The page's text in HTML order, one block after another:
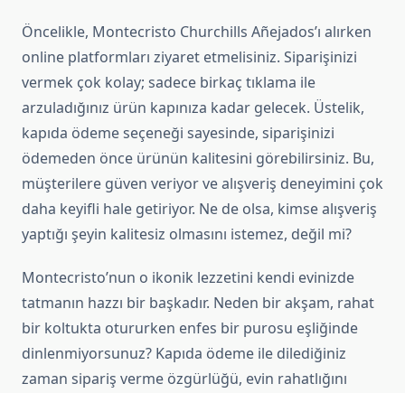
Öncelikle, Montecristo Churchills Añejados’ı alırken
online platformları ziyaret etmelisiniz. Siparişinizi
vermek çok kolay; sadece birkaç tıklama ile
arzuladığınız ürün kapınıza kadar gelecek. Üstelik,
kapıda ödeme seçeneği sayesinde, siparişinizi
ödemeden önce ürünün kalitesini görebilirsiniz. Bu,
müşterilere güven veriyor ve alışveriş deneyimini çok
daha keyifli hale getiriyor. Ne de olsa, kimse alışveriş
yaptığı şeyin kalitesiz olmasını istemez, değil mi?
Montecristo’nun o ikonik lezzetini kendi evinizde
tatmanın hazzı bir başkadır. Neden bir akşam, rahat
bir koltukta otururken enfes bir purosu eşliğinde
dinlenmiyorsunuz? Kapıda ödeme ile dilediğiniz
zaman sipariş verme özgürlüğü, evin rahatlığını